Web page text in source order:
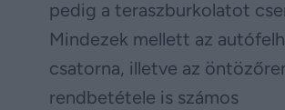
pedig a teraszburkolatot
Mindezek mellett az
csatorna, illetve az
rendbetétele is számos